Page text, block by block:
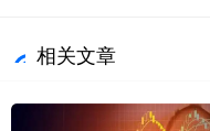
相关文章